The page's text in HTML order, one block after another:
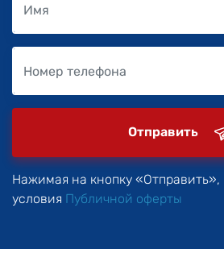
Отправить
Нажимая на кнопку
условия Публичной оферты